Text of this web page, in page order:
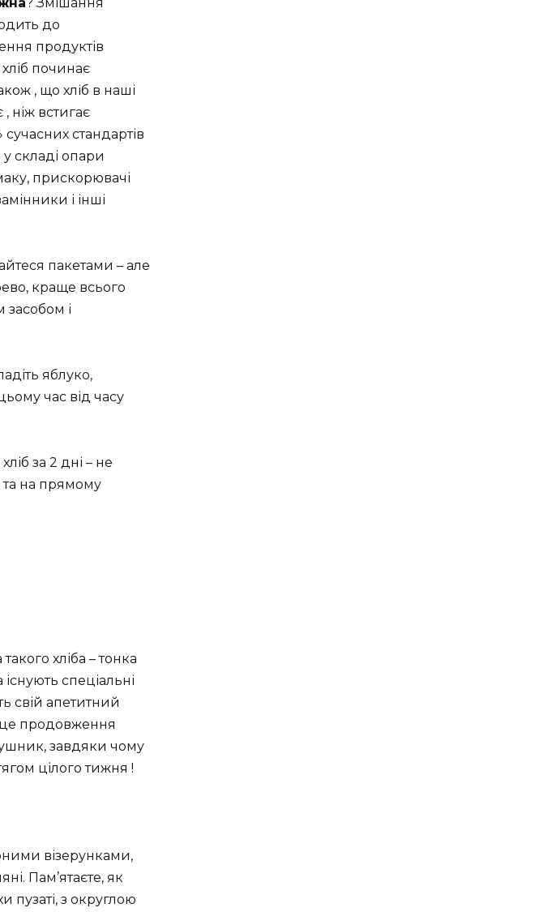
до
продуктів
починає
, що хліб в наші
, ніж встигає
сучасних стандартів
складі опари
прискорювачі
і інші
пакетами – але
краще всього
і
яблуко,
час від часу
за 2 дні – не
та на прямому
хліба – тонка
спеціальні
свій апетитний
це продовження
завдяки чому
цілого тижня !
візерунками,
Пам’ятаєте, як
пузаті, з округлою